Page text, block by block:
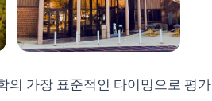
의 가장 표준적인 타이밍으로 평